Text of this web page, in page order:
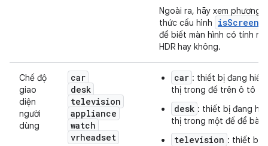
Ngoài ra, hãy xem phương
thức cấu hình
để biết màn hình có tính
HDR hay không.
Chế độ
giao
diện
người
dùng
car
desk
television
appliance
watch
vrheadset
car : thiết bị đang hiển
thị trong đế trên ô tô
desk : thiết bị đang
thị trong một đế để bàn
television : thiết bị